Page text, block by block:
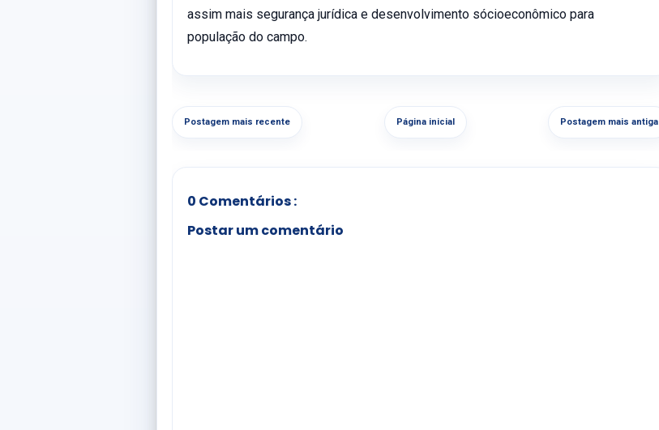
assim mais segurança jurídica e desenvolvimento sócioeconômico para
população do campo.
Postagem mais recente Postagem mais antiga
Página inicial
0 Comentários :
Postar um comentário